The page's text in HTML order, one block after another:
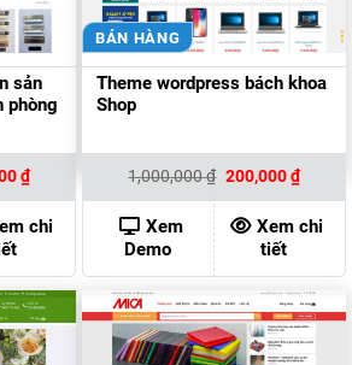
sản
phòng
₫.
₫Giá
hiện
tại
là:
200,000 ₫.
chi
BÁN HÀNG
Theme wordpress bách khoa
Shop
1,000,000₫ Giá
là:
1,000,000 ₫.
200,000₫Giá
hiện
tại
là:
Xem
Demo
Xem chi
tiết